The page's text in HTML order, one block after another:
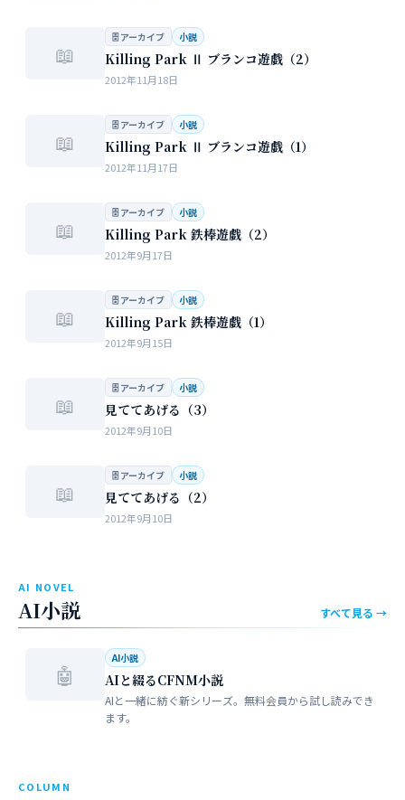
📖
🗄 アーカイブ 小説
Killing Park Ⅱ ブランコ遊戯（2）
2012年11月18日
📖
🗄 アーカイブ 小説
Killing Park Ⅱ ブランコ遊戯（1）
2012年11月17日
📖
🗄 アーカイブ 小説
Killing Park 鉄棒遊戯（2）
2012年9月17日
📖
🗄 アーカイブ 小説
Killing Park 鉄棒遊戯（1）
2012年9月15日
📖
🗄 アーカイブ 小説
見ててあげる（3）
2012年9月10日
📖
🗄 アーカイブ 小説
見ててあげる（2）
2012年9月10日
AI NOVEL
AI小説 すべて見る →
🤖
AI小説
AIと綴るCFNM小説
AIと一緒に紡ぐ新シリーズ。無料会員から試し読みでき
ます。
COLUMN